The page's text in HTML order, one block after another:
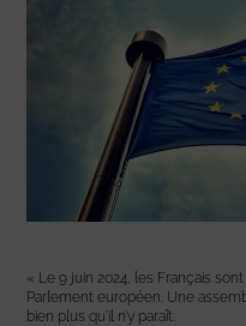
« Le 9 juin 2024, les Français
Parlement européen. Une
bien plus qu’il n’y paraît.